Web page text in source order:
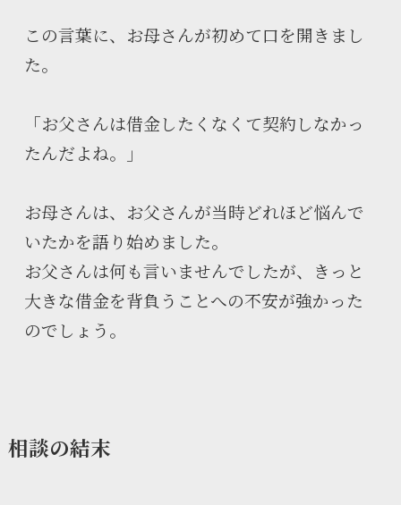
この言葉に、お母さんが初めて口を開きまし
た。
「お父さんは借金したくなくて契約しなかっ
たんだよね。」
お母さんは、お父さんが当時どれほど悩んで
いたかを語り始めました。
お父さんは何も言いませんでしたが、きっと
大きな借金を背負うことへの不安が強かった
のでしょう。
相談の結末